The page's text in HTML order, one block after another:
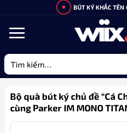
nội
BÚT KÝ KHẮC TÊN
Tìm
kiếm:
Bộ quà bút ký chủ đề “Cá
cùng Parker IM MONO